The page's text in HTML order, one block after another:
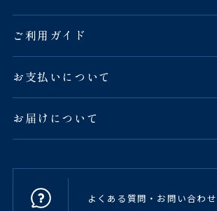
ご利用ガイド
お支払いについて
お届けについて
よくある質問・お問い合わせ